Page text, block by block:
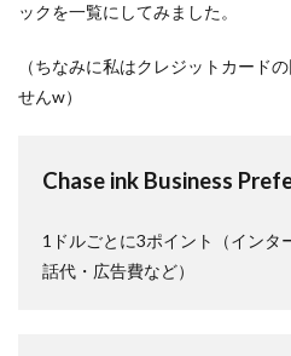
ックを一覧にしてみました。
（ちなみに私はクレジットカード
せんw）
Chase ink Business
1ドルごとに3ポイント（インタ
話代・広告費など）